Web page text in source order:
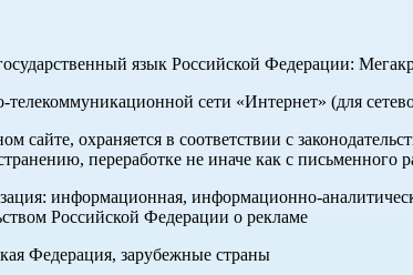
язык Российской Федерации:
сети «Интернет» (для
сайте, охраняется в соответствии с
переработке не иначе как с письменного
информационная, информационно-
Российской Федерации о рекламе
Федерация, зарубежные страны